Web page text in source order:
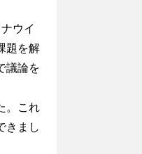
ウイ
題を解
議論を
。これ
きまし